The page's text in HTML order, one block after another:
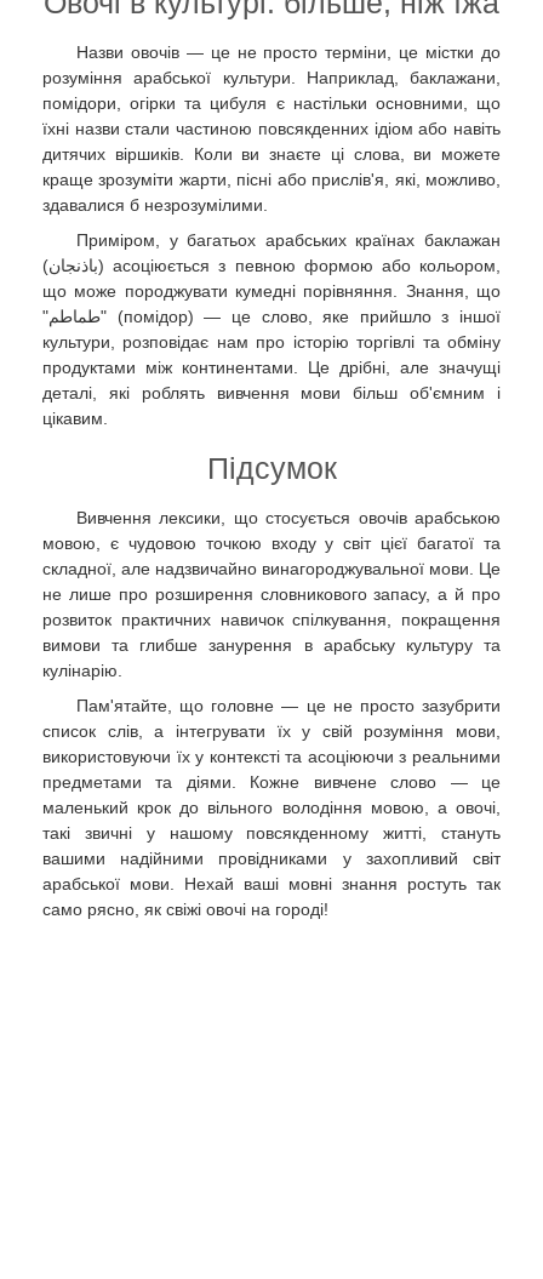
Назви овочів — це не просто терміни, це містки до
розуміння арабської культури. Наприклад, баклажани,
помідори, огірки та цибуля є настільки основними, що
їхні назви стали частиною повсякденних ідіом або навіть
дитячих віршиків. Коли ви знаєте ці слова, ви можете
краще зрозуміти жарти, пісні або прислів'я, які, можливо,
здавалися б незрозумілими.
Приміром, у багатьох арабських країнах баклажан
(باذنجان) асоціюється з певною формою або кольором,
що може породжувати кумедні порівняння. Знання, що
"طماطم" (помідор) — це слово, яке прийшло з іншої
культури, розповідає нам про історію торгівлі та обміну
продуктами між континентами. Це дрібні, але значущі
деталі, які роблять вивчення мови більш об'ємним і
цікавим.
Підсумок
Вивчення лексики, що стосується овочів арабською
мовою, є чудовою точкою входу у світ цієї багатої та
складної, але надзвичайно винагороджувальної мови. Це
не лише про розширення словникового запасу, а й про
розвиток практичних навичок спілкування, покращення
вимови та глибше занурення в арабську культуру та
кулінарію.
Пам'ятайте, що головне — це не просто зазубрити
список слів, а інтегрувати їх у свій розуміння мови,
використовуючи їх у контексті та асоціюючи з реальними
предметами та діями. Кожне вивчене слово — це
маленький крок до вільного володіння мовою, а овочі,
такі звичні у нашому повсякденному житті, стануть
вашими надійними провідниками у захопливий світ
арабської мови. Нехай ваші мовні знання ростуть так
само рясно, як свіжі овочі на городі!